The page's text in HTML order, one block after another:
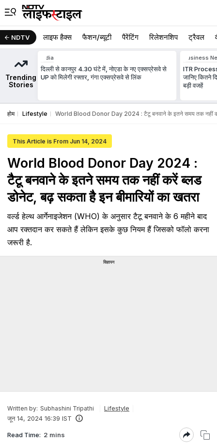
NDTV लाइफ हैक्स फैशन/ब्‍यूटी पैरेंटिंग रिलेशनशिप ट्रैवल
Trending
Stories
India
दिल्ली से कानपुर 4.30 घंटे में, नोएडा के नए एक्सप्रेसवे से
UP को मिलेगी रफ्तार, गंगा एक्सप्रेसवे से लिंक
Business
ITR
जानिए कितने
बड़ी वजहें
होम Lifestyle World Blood Donor Day 2024 : टैटू बनवाने के इतने समय तक नहीं करें
This Article is From Jun 14, 2024
World Blood Donor Day 2024 :
टैटू बनवाने के इतने समय तक नहीं करें ब्लड
डोनेट, बढ़ सकता है इन बीमारियों का खतरा
वर्ल्ड हेल्थ आर्गेनाइजेशन (WHO) के अनुसार टैटू बनवाने के 6 महीने बाद
आप रक्तदान कर सकते हैं लेकिन इसके कुछ नियम हैं जिसको फॉलो करना
जरूरी है.
विज्ञापन
Written by: Subhashini Tripathi
Lifestyle
जून 14, 2024 16:39 IST
Read Time: 2 mins